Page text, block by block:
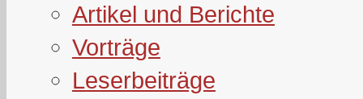
Artikel und Berichte
Vorträge
Leserbeiträge